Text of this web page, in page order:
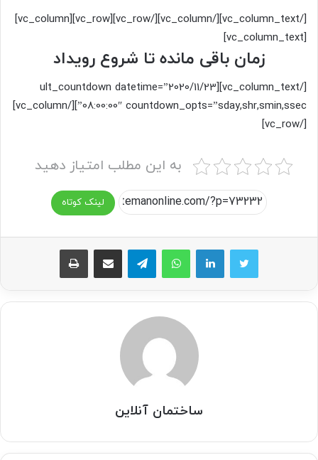
[/vc_column_text][/vc_column][/vc_row][vc_row][vc_column]
[vc_column_text]
زمان باقی مانده تا شروع رویداد
[/vc_column_text][ult_countdown datetime=”2020/11/23
08:00:00″ countdown_opts=”sday,shr,smin,ssec”][/vc_column]
[/vc_row]
به این مطلب امتیاز دهید
لینک کوتاه
واتس آپ تلگرام اشتراک گذاری از طریق ایمیل چاپ
ساختمان آنلاین